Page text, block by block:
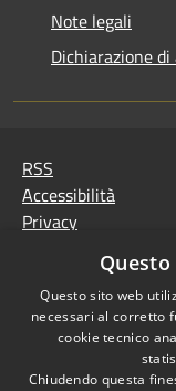
Note legali
Dichiarazione
RSS
Accessibilità
Privacy
Mappa del sito
Questo sito web
necessari al corretto
cookie tecnico
Chiudendo questa